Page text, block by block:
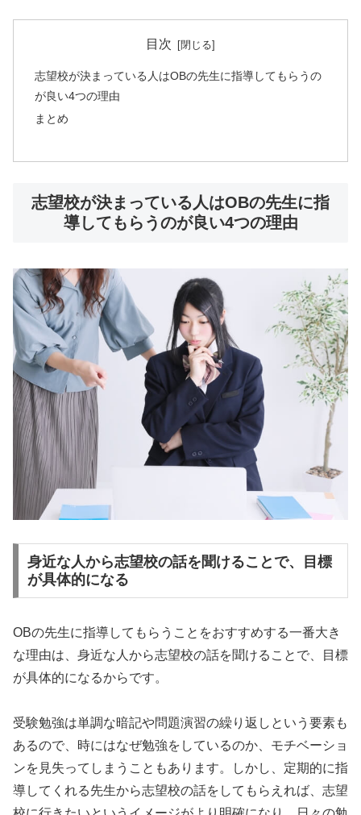
目次
志望校が決まっている人はOBの先生に指導してもらうの
が良い4つの理由
まとめ
志望校が決まっている人はOBの先生に指
導してもらうのが良い4つの理由
身近な人から志望校の話を聞けることで、目標
が具体的になる
OBの先生に指導してもらうことをおすすめする一番大き
な理由は、身近な人から志望校の話を聞けることで、目標
が具体的になるからです。
受験勉強は単調な暗記や問題演習の繰り返しという要素も
あるので、時にはなぜ勉強をしているのか、モチベーショ
ンを見失ってしまうこともあります。しかし、定期的に指
導してくれる先生から志望校の話をしてもらえれば、志望